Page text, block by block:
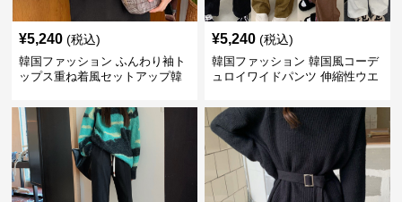
¥5,240 (税込)
韓国ファッション ふんわり袖ト
ップス重ね着風セットアップ韓
¥5,240 (税込)
韓国ファッション 韓国風コーデ
ュロイワイドパンツ 伸縮性ウエ